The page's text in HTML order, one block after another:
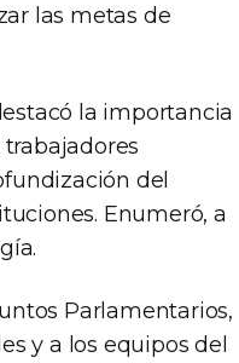
las metas de
la importancia
del
Enumeró, a
Parlamentarios,
y a los equipos del